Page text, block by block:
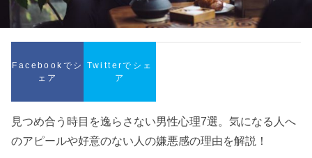
Facebookでシ
ェア
Twitterでシェ
ア
見つめ合う時目を逸らさない男性心理7選。気になる人へ
のアピールや好意のない人の嫌悪感の理由を解説！